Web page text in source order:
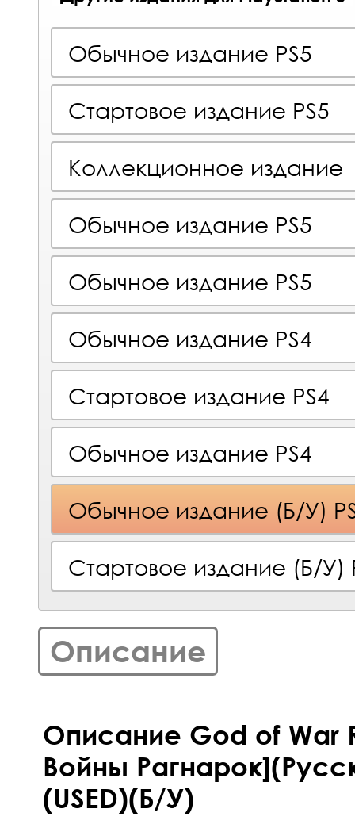
Обычное издание PS5
Стартовое издание PS5
Коллекционное издание
Обычное издание PS5
Обычное издание PS5
Обычное издание PS4
Стартовое издание PS4
Обычное издание PS4
Обычное издание (Б/У)
Стартовое издание (Б/У)
Описание
Описание God of War
Войны
(USED)(Б/У)